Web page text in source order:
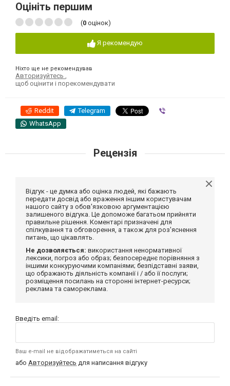
Оцініть першим
(0 оцінок)
Я рекомендую
Ніхто ще не рекомендував
Авторизуйтесь
щоб оцінити і порекомендувати
Reddit Telegram
WhatsApp
Рецензія
Відгук - це думка або оцінка людей, які бажають
передати досвід або враження іншим користувачам
нашого сайту з обов'язковою аргументацією
залишеного відгука. Це допоможе багатьом прийняти
правильне рішення. Коментарі призначені для
спілкування та обговорення, а також для роз'яснення
питань, що цікавлять.
Не дозволяється: використання ненормативної
лексики, погроз або образ; безпосереднє порівняння з
іншими конкуруючими компаніями; безпідставні заяви,
що ображають діяльність компанії і / або її послуги;
розміщення посилань на сторонні інтернет-ресурси;
реклама та самореклама.
Введіть email:
Ваш e-mail не відображатиметься на сайті
або Авторизуйтесь для написання відгуку